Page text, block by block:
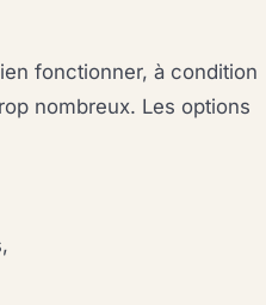
fonctionner, à condition
nombreux. Les options